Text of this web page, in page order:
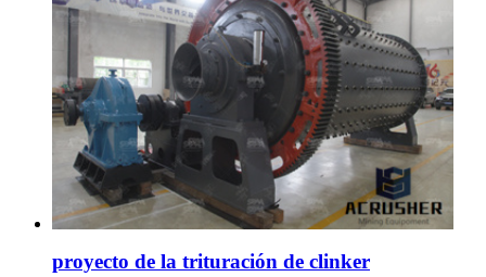
proyecto de la trituración de clinker